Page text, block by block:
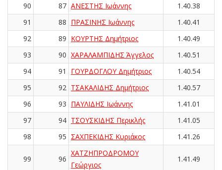
90
87 ΑΝΕΣΤΗΣ Ιωάννης
1.40.38
91
88 ΠΡΑΣΙΝΗΣ Ιωάννης
1.40.41
92
89 ΚΟΥΡΤΗΣ Δημήτριος
1.40.49
93
90 ΧΑΡΑΛΑΜΠΙΔΗΣ Άγγελος
1.40.51
94
91 ΓΟΥΡΔΟΓΛΟΥ Δημήτριος
1.40.54
95
92 ΤΣΑΚΑΛΙΔΗΣ Δημήτριος
1.40.57
96
93 ΠΑΥΛΙΔΗΣ Ιωάννης
1.41.01
97
94 ΤΣΟΥΣΚΙΔΗΣ Περικλής
1.41.05
98
95 ΣΑΧΠΕΚΙΔΗΣ Κυριάκος 1.41.26
99 96
ΧΑΤΖΗΠΡΟΔΡΟΜΟΥ
Γεώργιος
1.41.49